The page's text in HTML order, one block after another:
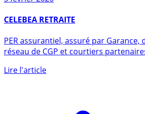
5 février 2026
CELEBEA RETRAITE
réseau de CGP et courtiers partenaires.